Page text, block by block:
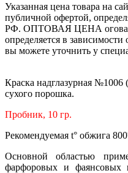
Указанная цена товара на
публичной офертой,
РФ. ОПТОВАЯ ЦЕНА
определяется в
вы можете уточнить у
Краска надглазурная №1006
сухого порошка.
Пробник, 10 гр.
Рекомендуемая t° обжига
Основной областью
фарфоровых и фаянсовых